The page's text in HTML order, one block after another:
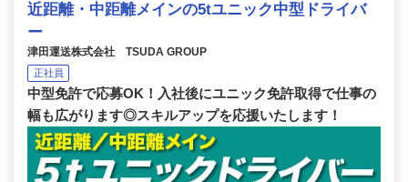
近距離・中距離メインの5tユニック中型ドライバ
ー
津田運送株式会社 TSUDA GROUP
正社員
中型免許で応募OK！入社後にユニック免許取得で仕事の
幅も広がります◎スキルアップを応援いたします！